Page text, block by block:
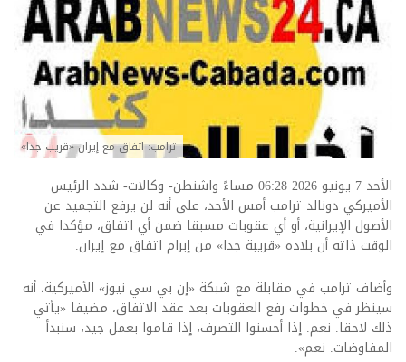
ترامب: اتفاق مع إيران «قريب جدا»
الأحد 7 يونيو 2026 06:28 مساءً واشنطن- وكالات- شدد الرئيس
الأميركي دونالد ترامب أمس الأحد، على أنه لن يرفع التجميد عن
الأصول الإيرانية، أو أي عقوبات مسبقا ضمن أي اتفاق، مؤكدا في
الوقت ذاته أن بلاده «قريبة جدا» من إبرام اتفاق مع إيران.
وأضاف ترامب في مقابلة مع شبكة «إن بي سي نيوز» الأميركية، أنه
سينظر في خطوات رفع العقوبات بعد عقد الاتفاق، مضيفا «يأتي
ذلك لاحقا. نعم. إذا أحسنوا التصرف، إذا قاموا بعمل جيد، سنبدأ
المفاوضات. نعم».